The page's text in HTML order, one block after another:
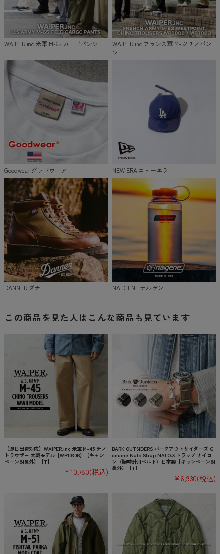
WAIPER.inc 米軍 M-65 カーゴパンツ
WAIPER.inc フランス軍 M-52 チノパン
ツ
Goodwear グッドウェア NEW ERA ニューエラ
DANNER ダナー NALGENE ナルゲン
この商品を見た人はこんな商品も見ています
【即日出荷対応】WAIPER.inc 米軍 M-45 チノ
トラウザー 大戦モデル【WP1030B】【キャン
ペーン対象外】【T】
¥10,780(税込)
BARK OUTSIDERS バークアウトサイダーズ G
enuine Nato Strap NATOストラップ ナイロ
ン（腕時計用ベルト）日本製【キャンペーン対
象外】【T】
¥6,930(税込)